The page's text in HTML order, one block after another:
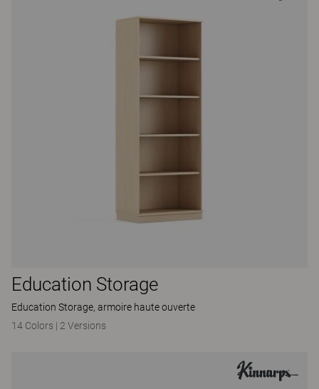
Education Storage
Education Storage, armoire haute ouverte
14 Colors | 2 Versions